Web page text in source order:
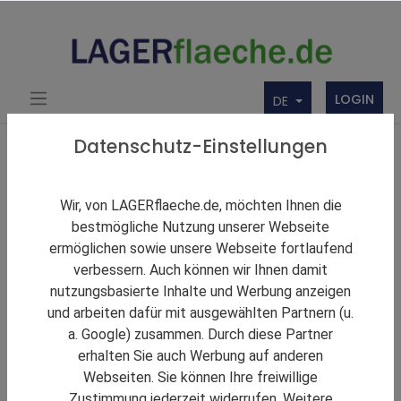
DE LOGIN
Themen Rund um Lager und LAGERflaeche.de
Logistikterminal für E-Commerce-Fulfillment
Datenschutz-Einstellungen
Wir, von LAGERflaeche.de, möchten Ihnen die
bestmögliche Nutzung unserer Webseite
ermöglichen sowie unsere Webseite fortlaufend
verbessern. Auch können wir Ihnen damit
nutzungsbasierte Inhalte und Werbung anzeigen
und arbeiten dafür mit ausgewählten Partnern (u.
a. Google) zusammen. Durch diese Partner
erhalten Sie auch Werbung auf anderen
Webseiten. Sie können Ihre freiwillige